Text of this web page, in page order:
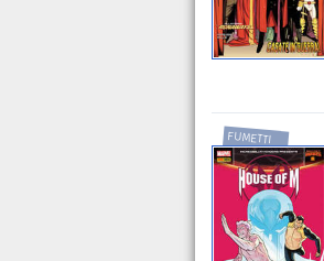
FUMETTI